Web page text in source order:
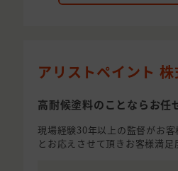
アリストペイント
高耐候塗料のことならお任
現場経験30年以上の監督がお客
とお応えさせて頂きお客様満